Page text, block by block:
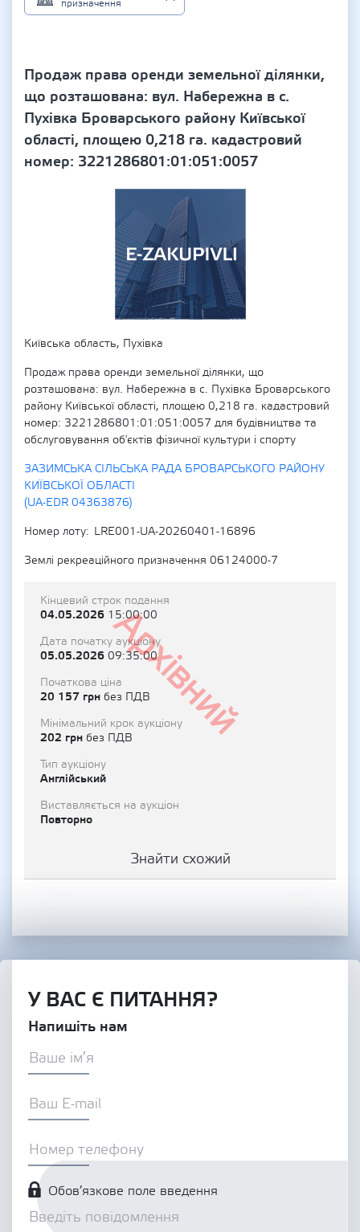
призначення
Продаж права оренди земельної ділянки,
що розташована: вул. Набережна в с.
Пухівка Броварського району Київської
області, площею 0,218 га. кадастровий
номер: 3221286801:01:051:0057
Київська область, Пухівка
Продаж права оренди земельної ділянки, що
розташована: вул. Набережна в с. Пухівка Броварського
району Київської області, площею 0,218 га. кадастровий
номер: 3221286801:01:051:0057 для будівництва та
обслуговування об'єктів фізичної культури і спорту
ЗАЗИМСЬКА СІЛЬСЬКА РАДА БРОВАРСЬКОГО РАЙОНУ
КИЇВСЬКОЇ ОБЛАСТІ
(UA-EDR 04363876)
Номер лоту
LRE001-UA-20260401-16896
Землі рекреаційного призначення 06124000-7
Архівний
Кінцевий строк подання
04.05.2026 15:00:00
Дата початку аукціону
05.05.2026 09:35:00
Початкова ціна
20 157 грн без ПДВ
Мінімальний крок аукціону
202 грн без ПДВ
Тип аукціону
Англійський
Виставляється на аукціон
Повторно
Знайти схожий
У ВАС Є ПИТАННЯ?
Напишіть нам
Обов’язкове поле введення